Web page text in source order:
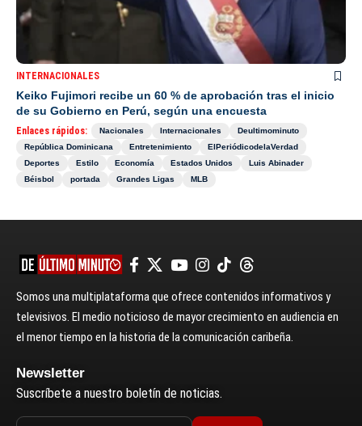
INTERNACIONALES
Keiko Fujimori recibe un 60 % de aprobación tras el inicio
de su Gobierno en Perú, según una encuesta
Enlaces rápidos: Nacionales Internacionales
Deultimominuto
República Dominicana
Entretenimiento
ElPeriódicodelaVerdad
Deportes
Estilo Economía Estados Unidos
Luis Abinader
Béisbol
portada Grandes Ligas MLB
Somos una multiplataforma que ofrece contenidos informativos y
televisivos. El medio noticioso de mayor crecimiento en audiencia en
el menor tiempo en la historia de la comunicación caribeña.
Newsletter
Suscríbete a nuestro boletín de noticias.